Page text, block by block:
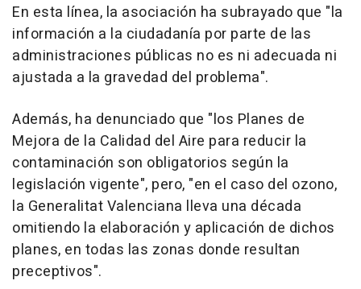
En esta línea, la asociación ha subrayado que "la
información a la ciudadanía por parte de las
administraciones públicas no es ni adecuada ni
ajustada a la gravedad del problema".
Además, ha denunciado que "los Planes de
Mejora de la Calidad del Aire para reducir la
contaminación son obligatorios según la
legislación vigente", pero, "en el caso del ozono,
la Generalitat Valenciana lleva una década
omitiendo la elaboración y aplicación de dichos
planes, en todas las zonas donde resultan
preceptivos".